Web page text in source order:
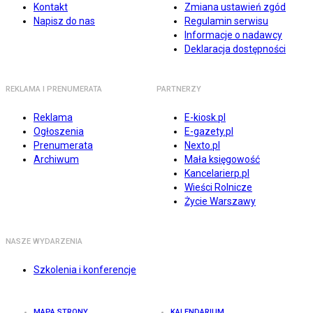
Kontakt
Napisz do nas
Zmiana ustawień zgód
Regulamin serwisu
Informacje o nadawcy
Deklaracja dostępności
REKLAMA I PRENUMERATA
Reklama
Ogłoszenia
Prenumerata
Archiwum
PARTNERZY
E-kiosk.pl
E-gazety.pl
Nexto.pl
Mała księgowość
Kancelarierp.pl
Wieści Rolnicze
Życie Warszawy
NASZE WYDARZENIA
Szkolenia i konferencje